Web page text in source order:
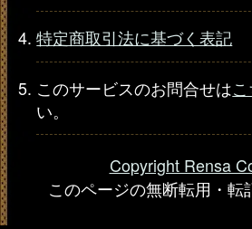
特定商取引法に基づく表記
このサービスのお問合せは
い。
Copyright Rensa
このページの無断転用・転